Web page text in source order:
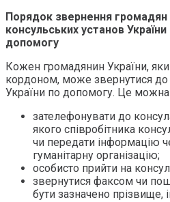
Порядок звернення громадян
консульських установ
допомогу
Кожен громадянин України,
кордоном, може звернутися до
України по допомогу. Це
зателефонувати до
якого співробітника
чи передати інформацію
гуманітарну організацію;
особисто прийти на
звернутися факсом чи
бути зазначено прізвище,